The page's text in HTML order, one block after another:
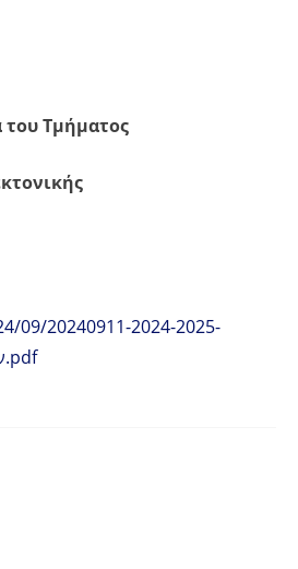
Τμήματος
09/20240911-2024-2025-